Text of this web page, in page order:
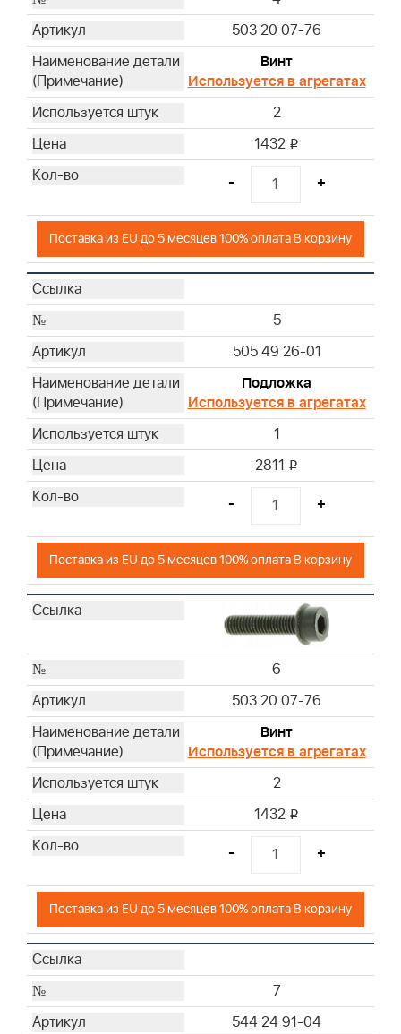
503 20 07-76
Винт
Используется в агрегатах
2
1432 i
- +
Поставка из EU до 5 месяцев 100% оплата В корзину
5
505 49 26-01
Подложка
Используется в агрегатах
1
2811 i
- +
Поставка из EU до 5 месяцев 100% оплата В корзину
6
503 20 07-76
Винт
Используется в агрегатах
2
1432 i
- +
Поставка из EU до 5 месяцев 100% оплата В корзину
7
544 24 91-04